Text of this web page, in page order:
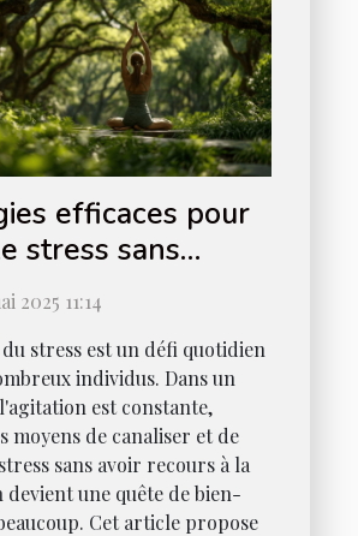
efficaces pour
stress sans
2025 11:14
stress est un défi quotidien
individus. Dans un
est constante,
moyens de canaliser et de
sans avoir recours à la
devient une quête de bien-
Cet article propose